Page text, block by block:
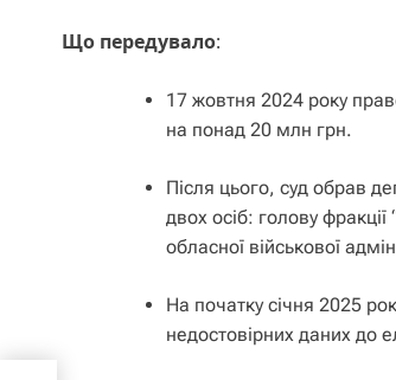
Що передувало:
17 жовтня 2024 року
на понад 20 млн грн.
Після цього, суд обрав
двох осіб: голову
обласної військової
На початку січня 2025
недостовірних даних до